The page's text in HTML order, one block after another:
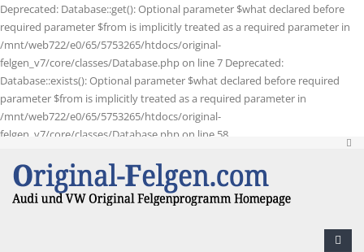
Deprecated: Database::get(): Optional parameter $what declared before
required parameter $from is implicitly treated as a required parameter in
/mnt/web722/e0/65/5753265/htdocs/original-
felgen_v7/core/classes/Database.php on line 7 Deprecated:
Database::exists(): Optional parameter $what declared before required
parameter $from is implicitly treated as a required parameter in
/mnt/web722/e0/65/5753265/htdocs/original-
felgen_v7/core/classes/Database.php on line 58